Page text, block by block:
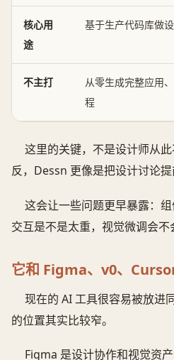
核心用
途
基于生产代码库做
不主打
从零生成完整应用
程
这里的关键，不是设计师从
反，Dessn 更像是把设计讨论提
这会让一些问题更早暴露：组
交互是不是太重，视觉微调会不
它和 Figma、v0、
现在的 AI 工具很容易被放进
的位置其实比较窄。
Figma 是设计协作和视觉资